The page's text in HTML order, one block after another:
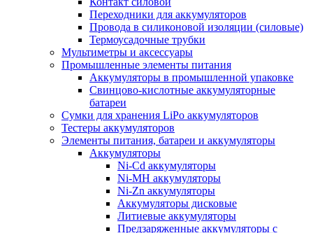
Переходники для аккумуляторов
Провода в силиконовой изоляции (силовые)
Термоусадочные трубки
Мультиметры и аксессуары
Промышленные элементы питания
Аккумуляторы в промышленной упаковке
Свинцово-кислотные аккумуляторные
батареи
Сумки для хранения LiPo аккумуляторов
Тестеры аккумуляторов
Элементы питания, батареи и аккумуляторы
Аккумуляторы
Ni-Cd аккумуляторы
Ni-MH аккумуляторы
Ni-Zn аккумуляторы
Аккумуляторы дисковые
Литиевые аккумуляторы
Предзаряженные аккумуляторы с